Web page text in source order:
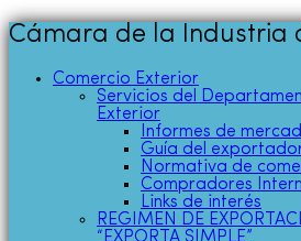
Cámara de la Industria
Comercio Exterior
Servicios del
Exterior
Informes de
Guía del
Normativa de
Compradores
Links de interés
REGIMEN DE